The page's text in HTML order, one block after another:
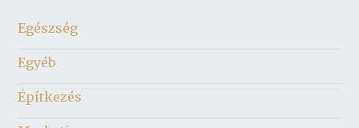
Egészség
Egyéb
Építkezés